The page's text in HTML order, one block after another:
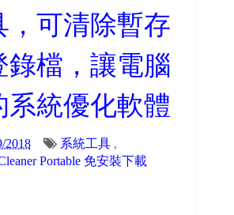
，可清除暫存
錄檔，讓電腦
系統優化軟體
2018 系統工具,
Portable 免安裝下載